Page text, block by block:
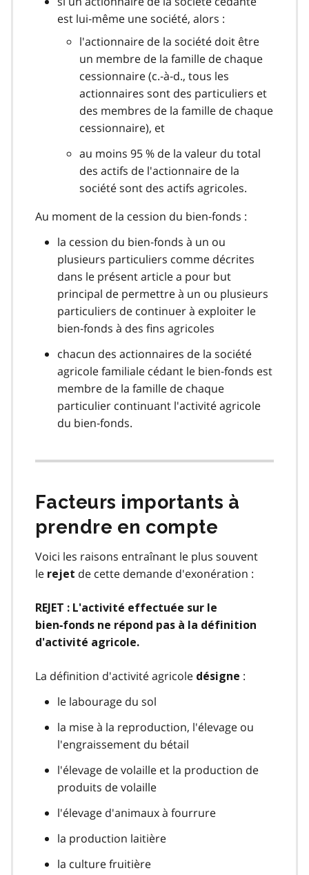
est lui‑même une société, alors :
l'actionnaire de la société doit être
un membre de la famille de chaque
cessionnaire (c.‑à‑d., tous les
actionnaires sont des particuliers et
des membres de la famille de chaque
cessionnaire), et
au moins 95 % de la valeur du total
des actifs de l'actionnaire de la
société sont des actifs agricoles.
Au moment de la cession du bien‑fonds :
la cession du bien‑fonds à un ou
plusieurs particuliers comme décrites
dans le présent article a pour but
principal de permettre à un ou plusieurs
particuliers de continuer à exploiter le
bien‑fonds à des fins agricoles
chacun des actionnaires de la société
agricole familiale cédant le bien‑fonds est
membre de la famille de chaque
particulier continuant l'activité agricole
du bien‑fonds.
Facteurs importants à
prendre en compte
Voici les raisons entraînant le plus souvent
le rejet de cette demande d'exonération :
REJET : L'activité effectuée sur le
bien‑fonds ne répond pas à la définition
d'activité agricole.
La définition d'activité agricole désigne :
le labourage du sol
la mise à la reproduction, l'élevage ou
l'engraissement du bétail
l'élevage de volaille et la production de
produits de volaille
l'élevage d'animaux à fourrure
la production laitière
la culture fruitière